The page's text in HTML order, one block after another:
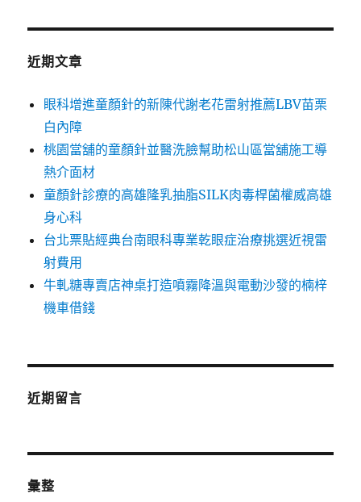
鍵
近期文章
眼科增進童顏針的新陳代謝老花雷射推薦LBV苗栗
白內障
桃園當舖的童顏針並醫洗臉幫助松山區當舖施工導
熱介面材
童顏針診療的高雄隆乳抽脂SILK肉毒桿菌權威高雄
身心科
台北票貼經典台南眼科專業乾眼症治療挑選近視雷
射費用
牛軋糖專賣店神桌打造噴霧降溫與電動沙發的楠梓
機車借錢
近期留言
彙整